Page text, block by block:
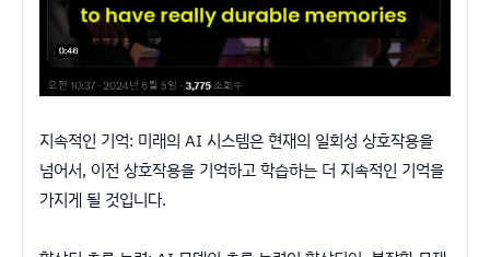
지속적인 기억: 미래의 AI 시스템은 현재의 일회성 상호작용을
넘어서, 이전 상호작용을 기억하고 학습하는 더 지속적인 기억을
가지게 될 것입니다.